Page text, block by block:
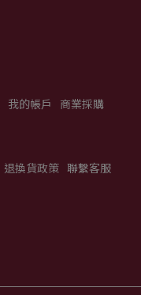
我的帳戶 商業採購
退換貨政策 聯繫客服